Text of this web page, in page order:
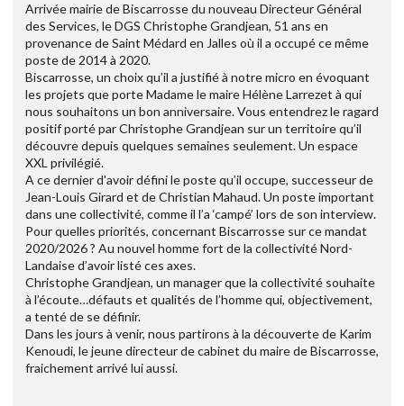
Arrivée mairie de Biscarrosse du nouveau Directeur Général
des Services, le DGS Christophe Grandjean, 51 ans en
provenance de Saint Médard en Jalles où il a occupé ce même
poste de 2014 à 2020.
Biscarrosse, un choix qu’il a justifié à notre micro en évoquant
les projets que porte Madame le maire Hélène Larrezet à qui
nous souhaitons un bon anniversaire. Vous entendrez le ragard
positif porté par Christophe Grandjean sur un territoire qu’il
découvre depuis quelques semaines seulement. Un espace
XXL privilégié.
A ce dernier d'avoir défini le poste qu’il occupe, successeur de
Jean-Louis Girard et de Christian Mahaud. Un poste important
dans une collectivité, comme il l’a ‘campé’ lors de son interview.
Pour quelles priorités, concernant Biscarrosse sur ce mandat
2020/2026 ? Au nouvel homme fort de la collectivité Nord-
Landaise d’avoir listé ces axes.
Christophe Grandjean, un manager que la collectivité souhaite
à l’écoute…défauts et qualités de l’homme qui, objectivement,
a tenté de se définir.
Dans les jours à venir, nous partirons à la découverte de Karim
Kenoudi, le jeune directeur de cabinet du maire de Biscarrosse,
fraichement arrivé lui aussi.